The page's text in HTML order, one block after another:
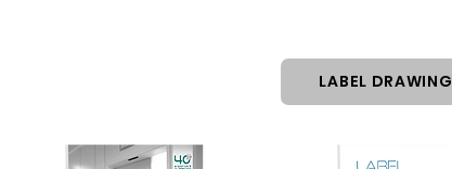
LABEL DRAWING